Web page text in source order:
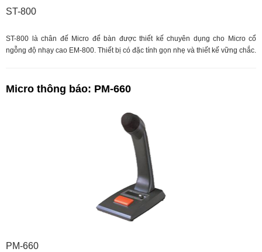
ST-800
ST-800 là chân đế Micro để bàn được thiết kế chuyên dụng cho Micro cổ
ngỗng độ nhạy cao EM-800. Thiết bị có đặc tính gọn nhẹ và thiết kế vững chắc.
Micro thông báo: PM-660
PM-660